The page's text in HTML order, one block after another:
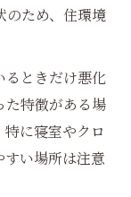
のため、住環境
るときだけ悪化
た特徴がある場
に寝室やクロ
い場所は注意